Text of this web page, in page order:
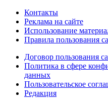
Контакты
Реклама на сайте
Использование
Правила пользования
Договор пользования
Политика в сфере
данных
Пользовательское
Редакция